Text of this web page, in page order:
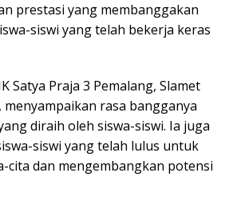
prestasi yang membanggakan
siswi yang telah bekerja keras
Satya Praja 3 Pemalang, Slamet
menyampaikan rasa bangganya
diraih oleh siswa-siswi. Ia juga
siswi yang telah lulus untuk
cita dan mengembangkan potensi